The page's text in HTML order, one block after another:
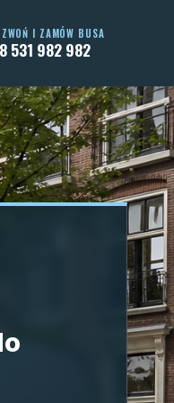
I ZAMÓW BUSA
531 982 982